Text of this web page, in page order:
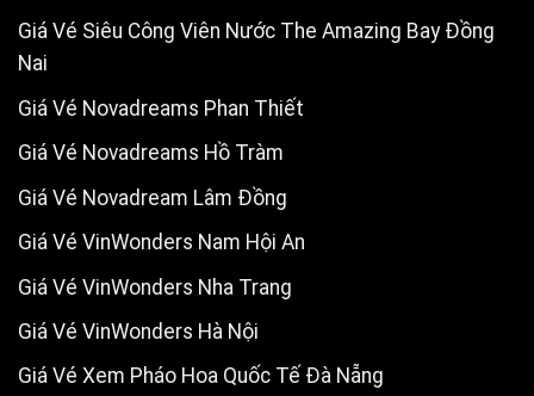
Giá Vé Siêu Công Viên Nước The Amazing Bay Đồng
Nai
Giá Vé Novadreams Phan Thiết
Giá Vé Novadreams Hồ Tràm
Giá Vé Novadream Lâm Đồng
Giá Vé VinWonders Nam Hội An
Giá Vé VinWonders Nha Trang
Giá Vé VinWonders Hà Nội
Giá Vé Xem Pháo Hoa Quốc Tế Đà Nẵng